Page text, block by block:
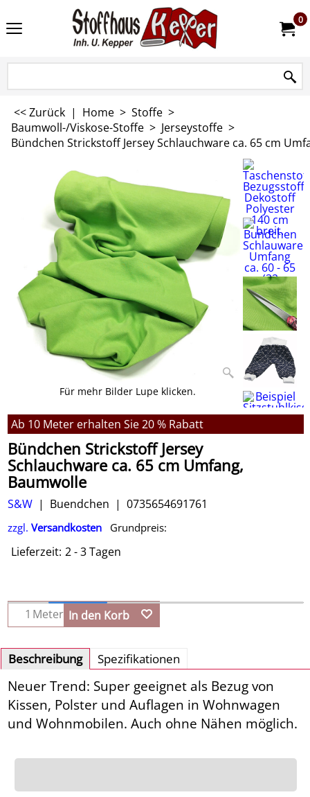
0
<< Zurück | Home > Stoffe >
Baumwoll-/Viskose-Stoffe > Jerseystoffe >
Bündchen Strickstoff Jersey Schlauchware ca. 65 cm
Für mehr Bilder Lupe klicken.
Ab 10 Meter erhalten Sie 20 % Rabatt
Bündchen Strickstoff Jersey
Schlauchware ca. 65 cm Umfang,
Baumwolle
S&W Buendchen 0735654691761
zzgl. Versandkosten Grundpreis:
Lieferzeit: 2 - 3 Tagen
Meter In den Korb
Beschreibung Spezifikationen
Neuer Trend: Super geeignet als Bezug von
Kissen, Polster und Auflagen in Wohnwagen
und Wohnmobilen. Auch ohne Nähen möglich.